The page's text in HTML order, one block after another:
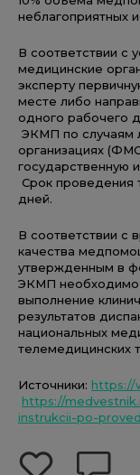
неблагоприятных
В соответствии с
медицинские
эксперту
месте либо
одного рабочего
ЭКМП по случаям
организациях
государственную
Срок проведения
дней.
В соответствии с
качества
утвержденным в
ЭКМП необходимо
выполнение
результатов
национальных
телемедицинских
Источники: https://
https://
instrukcii-po-
добавить
себе